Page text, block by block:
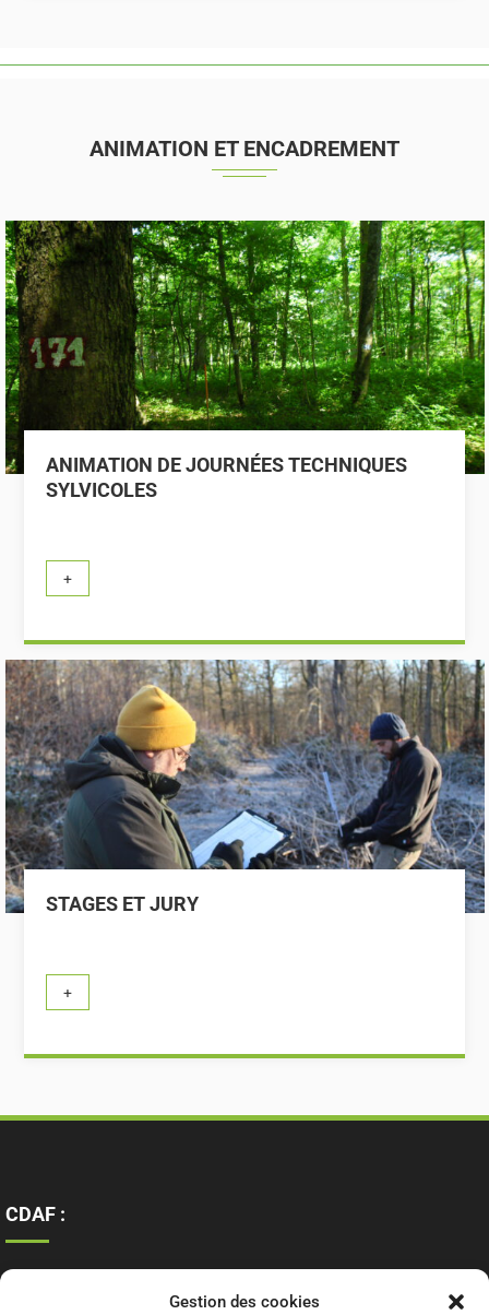
Gestion des cookies
ANIMATION ET ENCADREMENT
ANIMATION DE JOURNÉES TECHNIQUES
SYLVICOLES
STAGES ET JURY
CDAF :